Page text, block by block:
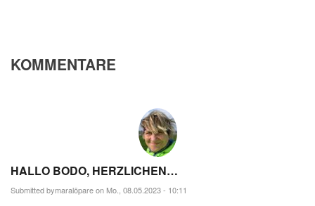
KOMMENTARE
HALLO BODO, HERZLICHEN…
Submitted bymaralöpareon Mo., 08.05.2023 - 10:11